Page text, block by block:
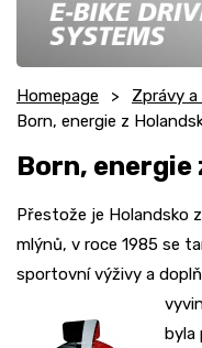
Homepage Zprávy a
Born, energie z
Born, energie
Přestože je Holandsko
mlýnů, v roce 1985 se
sportovní výživy a
byla